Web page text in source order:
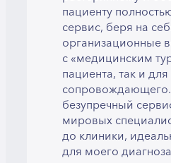
пациенту
сервис, беря на
организационные
с «медицинским
пациента, так и для
безупречный
мировых
до клиники,
для моего